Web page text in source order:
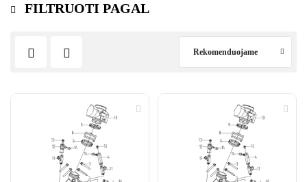
FILTRUOTI PAGAL
Rekomenduojame